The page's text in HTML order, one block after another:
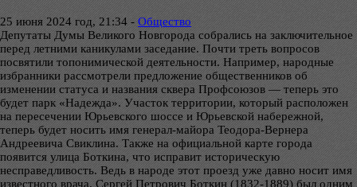
25 июня 2024 год, 21:34 - Общество
Депутаты Думы Великого Новгорода собрались на заключительное
перед летними каникулами заседание. Почти треть вопросов
посвятили топонимической деятельности. Например, народные
избранники рассмотрели предложение общественников об
изменении статуса и названия сквера Профсоюзов — теперь это
будет парк «Надежда». Участок территории, который расположен
на пересечении Юрьевского шоссе и Юрьевской набережной,
теперь будет носить имя генерал-майора Теодора-Вернера
Андреевича Свиклина. Также на официальной карте города
появится улица Боткина, что исправит историческую
несправедливость. Ведь в народе этот проезд уже давно носит имя
известного врача. Сергей Петрович Боткин (1832-1889) был одним